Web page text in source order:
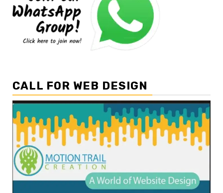
CALL FOR WEB DESIGN